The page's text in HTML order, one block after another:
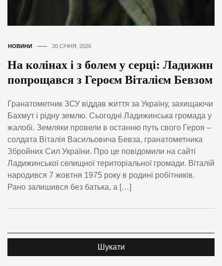
НОВИНИ 20 СІЧНЯ, 2026
На колінах і з болем у серці: Ладижин
попрощався з Героєм Віталієм Бевзом
Гранатометник ЗСУ віддав життя за Україну, захищаючи
Бахмут і рідну землю. Сьогодні Ладижинська громада у
жалобі. Земляки провели в останню путь свого Героя –
солдата Віталія Васильовича Бевза, гранатометника
Збройних Сил України. Про це повідомили на сайті
Ладижинської селищної територіальної громади. Віталій
народився 7 жовтня 1975 року в родині робітників.
Рано залишився без батька, а […]